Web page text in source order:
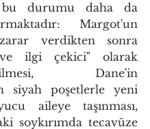
durumu daha da
Margot'un
verdikten sonra
ilgi çekici" olarak
Dane'in
siyah poşetlerle yeni
aileye taşınması,
soykırımda tecavüze